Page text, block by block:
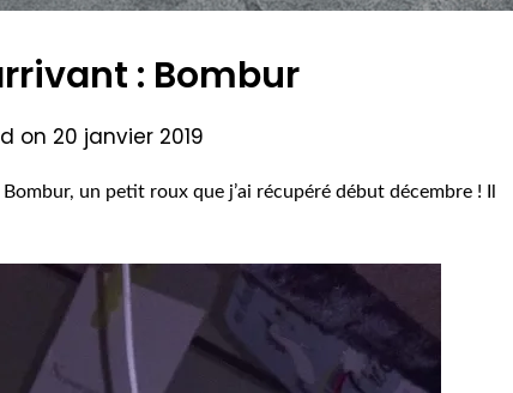
: Bombur
on 20 janvier 2019
un petit roux que j’ai récupéré début décembre ! Il